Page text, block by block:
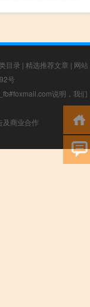
目录 | 精选推荐文章 | 网站
号
说明，我们
及商业合作